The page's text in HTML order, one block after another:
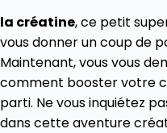
la créatine, ce petit
vous donner un coup de
Maintenant, vous vous
comment booster votre
parti. Ne vous inquiétez
dans cette aventure